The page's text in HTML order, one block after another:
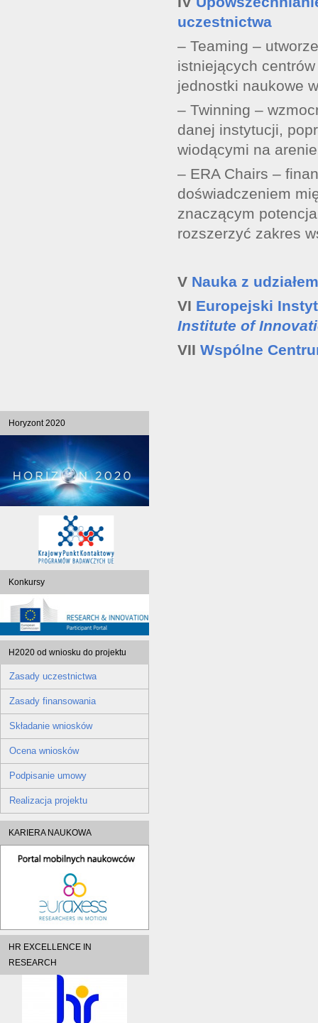
uczestnictwa
– Teaming –
istniejących
jednostki naukowe
– Twinning –
danej instytucji,
wiodącymi na
– ERA Chairs –
doświadczeniem
znaczącym
rozszerzyć zakres
V Nauka z
VI Europejski
Institute of
VII Wspólne
Horyzont 2020
Konkursy
H2020 od wniosku do projektu
Zasady uczestnictwa
Zasady finansowania
Składanie wniosków
Ocena wniosków
Podpisanie umowy
Realizacja projektu
KARIERA NAUKOWA
HR EXCELLENCE IN
RESEARCH